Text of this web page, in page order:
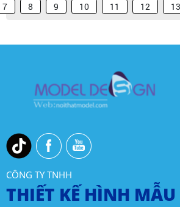
7 8 9 10 11 12 13
CÔNG TY TNHH
THIẾT KẾ HÌNH MẪU